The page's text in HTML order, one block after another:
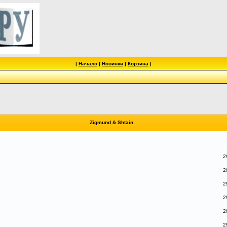
| Начало | Новинки | Корзина |
Zigmund & Shtain